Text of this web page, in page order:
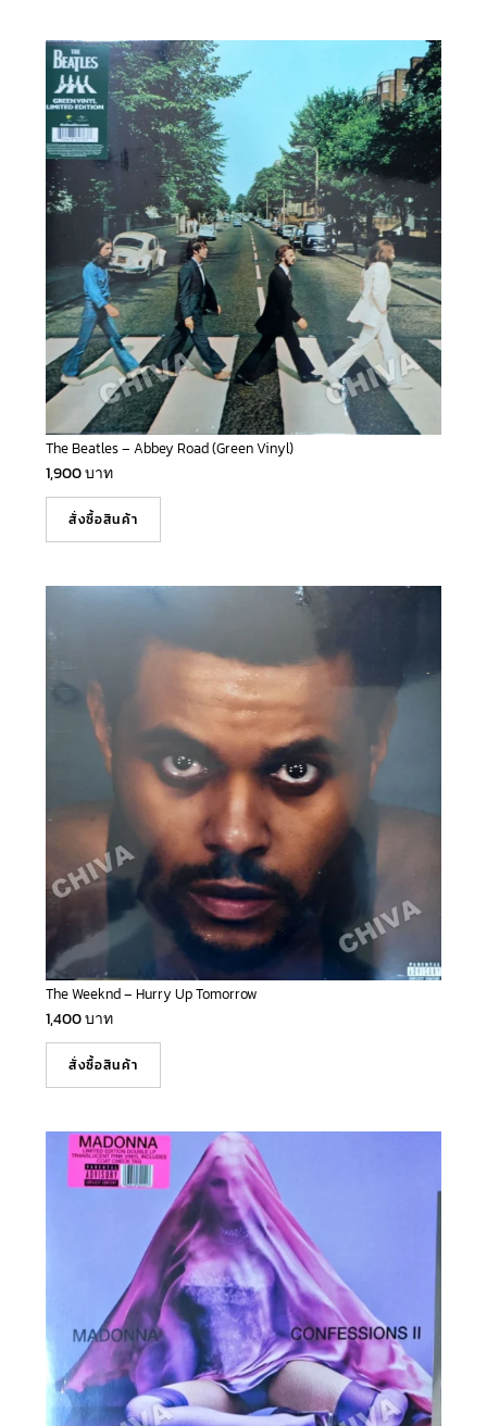
The Beatles – Abbey Road (Green Vinyl)
1,900บาท
สั่งซื้อสินค้า
The Weeknd – Hurry Up Tomorrow
1,400บาท
สั่งซื้อสินค้า